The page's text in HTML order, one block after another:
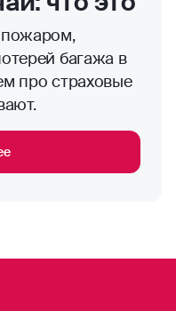
багажа в
про страховые